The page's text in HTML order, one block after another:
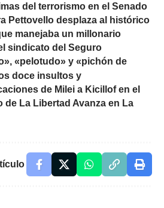
del terrorismo en el Senado
Pettovello desplaza al histórico
manejaba un millonario
sindicato del Seguro
«pelotudo» y «pichón de
doce insultos y
de Milei a Kicillof en el
de La Libertad Avanza en La